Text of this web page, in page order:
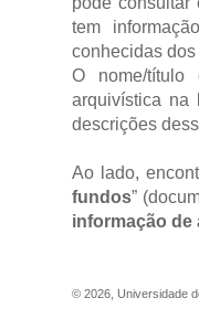
tem
conhecidas
O nome/
arquivística na
descrições
Ao lado,
fundos”
informação de
© 2026 Universidade